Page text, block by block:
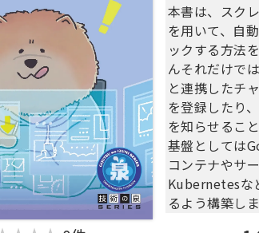
本書は、スク
を用いて、自
ックする方法
んそれだけで
と連携したチ
を登録したり
を知らせるこ
基盤としては
コンテナやサ
Kubernetesな
るよう構築しま